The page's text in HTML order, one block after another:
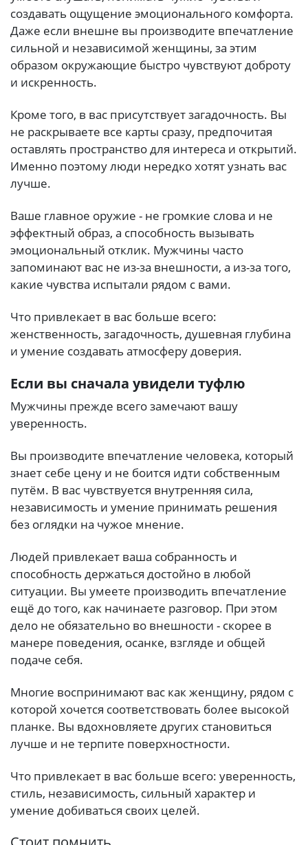
создавать ощущение эмоционального комфорта.
Даже если внешне вы производите впечатление
сильной и независимой женщины, за этим
образом окружающие быстро чувствуют доброту
и искренность.
Кроме того, в вас присутствует загадочность. Вы
не раскрываете все карты сразу, предпочитая
оставлять пространство для интереса и открытий.
Именно поэтому люди нередко хотят узнать вас
лучше.
Ваше главное оружие - не громкие слова и не
эффектный образ, а способность вызывать
эмоциональный отклик. Мужчины часто
запоминают вас не из-за внешности, а из-за того,
какие чувства испытали рядом с вами.
Что привлекает в вас больше всего:
женственность, загадочность, душевная глубина
и умение создавать атмосферу доверия.
Если вы сначала увидели туфлю
Мужчины прежде всего замечают вашу
уверенность.
Вы производите впечатление человека, который
знает себе цену и не боится идти собственным
путём. В вас чувствуется внутренняя сила,
независимость и умение принимать решения
без оглядки на чужое мнение.
Людей привлекает ваша собранность и
способность держаться достойно в любой
ситуации. Вы умеете производить впечатление
ещё до того, как начинаете разговор. При этом
дело не обязательно во внешности - скорее в
манере поведения, осанке, взгляде и общей
подаче себя.
Многие воспринимают вас как женщину, рядом с
которой хочется соответствовать более высокой
планке. Вы вдохновляете других становиться
лучше и не терпите поверхностности.
Что привлекает в вас больше всего: уверенность,
стиль, независимость, сильный характер и
умение добиваться своих целей.